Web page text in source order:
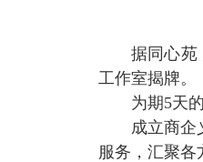
据同心苑
工作室揭牌。
为期5天
成立商企
服务，汇聚